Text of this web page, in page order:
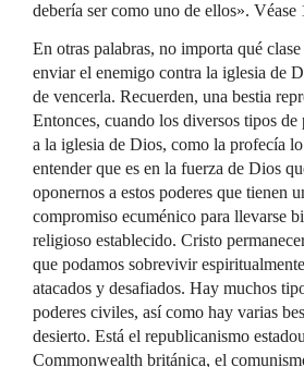
debería ser como uno de ellos». Véase
En otras palabras, no importa qué clase
enviar el enemigo contra la iglesia de
de vencerla. Recuerden, una bestia
Entonces, cuando los diversos tipos
a la iglesia de Dios, como la profecía
entender que es en la fuerza de Dios
oponernos a estos poderes que tienen
compromiso ecuménico para llevarse
religioso establecido. Cristo
que podamos sobrevivir
atacados y desafiados. Hay muchos
poderes civiles, así como hay varias
desierto. Está el republicanismo
Commonwealth británica, el